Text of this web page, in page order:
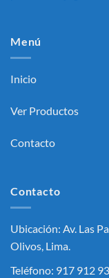
Menú
Inicio
Ver Productos
Contacto
Contacto
Ubicación: Av. Las
Olivos, Lima.
Teléfono: 917 912